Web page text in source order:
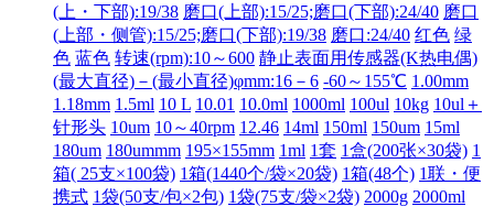
(上・下部):19/38 磨口(上部):15/25;磨口(下部):24/40 磨口
(上部・侧管):15/25;磨口(下部):19/38 磨口:24/40 红色 绿
色 蓝色 转速(rpm):10～600 静止表面用传感器(K热电偶)
(最大直径)－(最小直径)φmm:16－6 -60～155℃ 1.00mm
1.18mm 1.5ml 10 L 10.01 10.0ml 1000ml 100ul 10kg 10ul＋
针形头 10um 10～40rpm 12.46 14ml 150ml 150um 15ml
180um 180ummm 195×155mm 1ml 1套 1盒(200张×30袋) 1
箱( 25支×100袋) 1箱(1440个/袋×20袋) 1箱(48个) 1联・便
携式 1袋(50支/包×2包) 1袋(75支/袋×2袋) 2000g 2000ml